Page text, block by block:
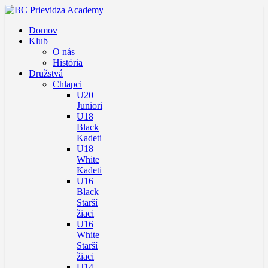
Domov
Klub
O nás
História
Družstvá
Chlapci
U20
Juniori
U18
Black
Kadeti
U18
White
Kadeti
U16
Black
Starší
žiaci
U16
White
Starší
žiaci